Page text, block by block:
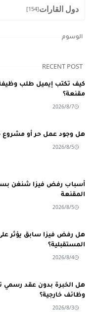
دول القارات[154]
الوسوم
RECENT POST
كيف تكتب إيميل طلب
مقنعة؟
2026/8/7
هل وجود عمل حر أو مشروع
2026/8/5
أسباب رفض فيزا شنغن
المقنعة
2026/8/5
هل رفض فيزا سابق يؤثر
المستقبلية؟
2026/8/4
هل الخبرة بدون عقد رسمي
وظائف خارجية؟
2026/8/3